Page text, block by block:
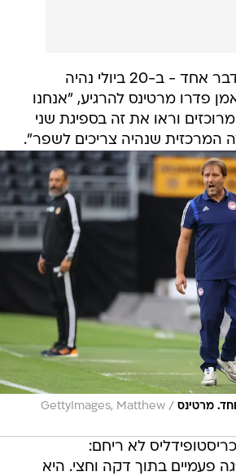
"אני יכול להבטיח דבר אחד - ב-20 ביולי נהיה
פדרו מרטינס להרגיע, "אנחנו
מרוכזים וראו את זה בספיגת שני
המרכזית שנהיה צריכים לשפר".
מרטינס /
GettyImages, Matthew
לא ריחם:
פעמיים בתוך דקה וחצי. היא